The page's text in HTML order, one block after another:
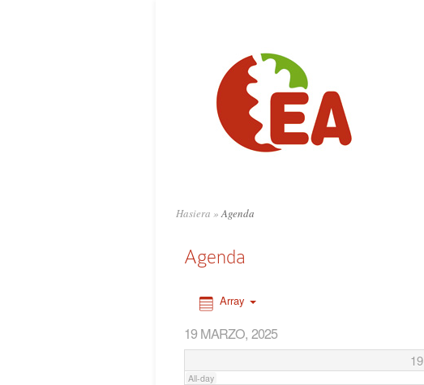
Hasiera »Agenda
Agenda
Array
19 MARZO, 2025
19
All-day
6:00